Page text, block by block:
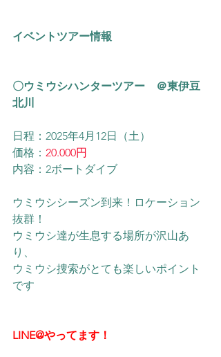
イベントツアー情報
〇ウミウシハンターツアー　＠東伊豆
北川
日程：2025年4月12日（土）
価格： 20.000円
内容： 2ボートダイブ
ウミウシシーズン到来！ロケーション
抜群！
ウミウシ達が生息する場所が沢山あ
り、
ウミウシ捜索がとても楽しいポイント
です
LINE@やってます！